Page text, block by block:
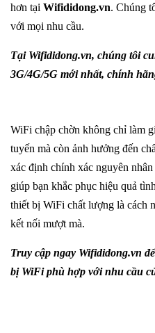
hơn tại Wifididong.vn. Chúng
với mọi nhu cầu.
Tại Wifididong.vn, chúng tôi
3G/4G/5G mới nhất, chính
WiFi chập chờn không chỉ làm
tuyến mà còn ảnh hưởng đến
xác định chính xác nguyên
giúp bạn khắc phục hiệu quả
thiết bị WiFi chất lượng là cách
kết nối mượt mà.
Truy cập ngay Wifididong.vn
bị WiFi phù hợp với nhu cầu